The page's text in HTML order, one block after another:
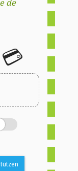
de
💳